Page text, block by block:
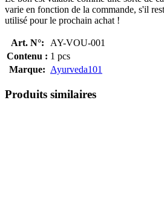
varie en fonction de la commande, s'il
utilisé pour le prochain achat !
Art. N°:
AY-VOU-001
Contenu : 1 pcs
Marque: Ayurveda101
Produits similaires